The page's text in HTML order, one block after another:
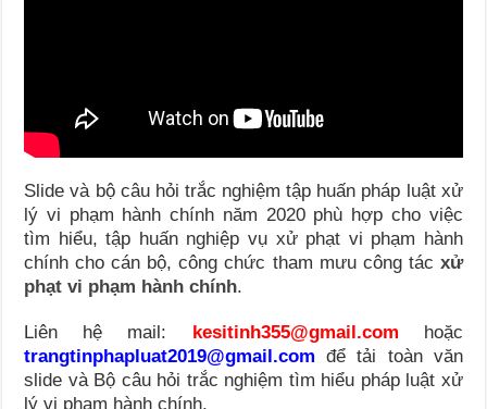
Slide và bộ câu hỏi trắc nghiệm tập huấn pháp luật xử
lý vi phạm hành chính năm 2020 phù hợp cho việc
tìm hiểu, tập huấn nghiệp vụ xử phạt vi phạm hành
chính cho cán bộ, công chức tham mưu công tác xử
phạt vi phạm hành chính.
Liên hệ mail: kesitinh355@gmail.com hoặc
trangtinphapluat2019@gmail.com để tải toàn văn
slide và Bộ câu hỏi trắc nghiệm tìm hiểu pháp luật xử
lý vi phạm hành chính.